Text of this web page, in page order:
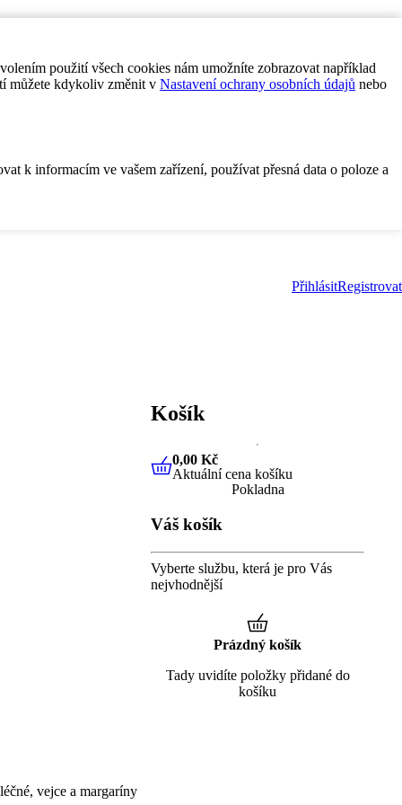
použití všech cookies nám umožníte zobrazovat například
můžete kdykoliv změnit v Nastavení ochrany osobních údajů nebo
k informacím ve vašem zařízení, používat přesná data o poloze a
PřihlásitRegistrovat
vejce a margaríny
Košík
0,00 KčAktuální cena košíku
0,00 Kč
Aktuální cena košíku
Pokladna
Váš košík
Vyberte službu, která je pro Vás
nejvhodnější
Prázdný košík
Tady uvidíte položky přidané do
košíku